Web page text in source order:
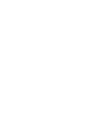
Sorgente
Sorgente